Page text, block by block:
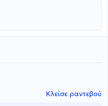
Κλείσε ραντεβού